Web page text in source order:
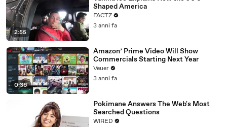
2:55
Shaped America
FACTZ
3 anni fa
0:36
Amazon’ Prime Video Will Show
Commercials Starting Next Year
Veuer
3 anni fa
Pokimane Answers The Web's Most
Searched Questions
WIRED